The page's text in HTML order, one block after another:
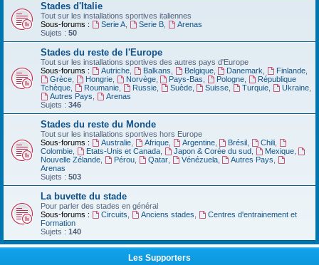
Stades d'Italie
Tout sur les installations sportives italiennes
Sous-forums :
Serie A, Serie B,
Arenas
Sujets : 50
Stades du reste de l'Europe
Tout sur les installations sportives des autres pays d'Europe
Sous-forums :
Autriche, Balkans Belgique, Danemark Finlande
Grèce, Hongrie, Norvège, Pays-Bas Pologne
République
Tchèque
Roumanie, Russie, Suède, Suisse Turquie Ukraine
Autres Pays
Arenas
Sujets : 346
Stades du reste du Monde
Tout sur les installations sportives hors Europe
Sous-forums :
Australie, Afrique, Argentine, Brésil Chili
Colombie
Etats-Unis et Canada, Japon & Corée du sud, Mexique,
Nouvelle Zélande
Pérou, Qatar, Vénézuela, Autres Pays
Arenas
Sujets : 503
La buvette du stade
Pour parler des stades en général
Sous-forums :
Circuits Anciens stades
Centres d'entrainement et
Formation
Sujets : 140
Les Supporters